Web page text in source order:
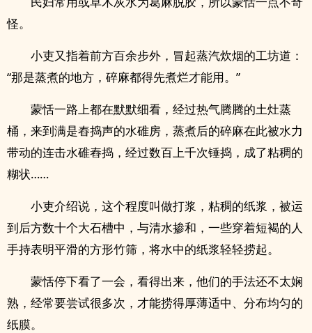
怪。
小吏又指着前方百余步外，冒起蒸汽炊烟的工坊道：
“那是蒸煮的地方，碎麻都得先煮烂才能用。”
蒙恬一路上都在默默细看，经过热气腾腾的土灶蒸
桶，来到满是舂捣声的水碓房，蒸煮后的碎麻在此被水力
带动的连击水碓舂捣，经过数百上千次锤捣，成了粘稠的
糊状……
小吏介绍说，这个程度叫做打浆，粘稠的纸浆，被运
到后方数十个大石槽中，与清水掺和，一些穿着短褐的人
手持表明平滑的方形竹筛，将水中的纸浆轻轻捞起。
蒙恬停下看了一会，看得出来，他们的手法还不太娴
熟，经常要尝试很多次，才能捞得厚薄适中、分布均匀的
纸膜。